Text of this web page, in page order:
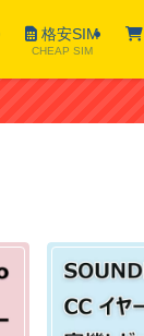
格安SIM
CHEAP SIM